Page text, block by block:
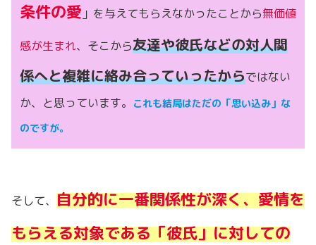
条件の愛 」を与えてもらえなかったことから無価値
感が生まれ、そこから友達や彼氏などの対人関
係へと複雑に絡み合っていったからではない
か、と思っています。
これも結局はただの「思い込み」な
のですが。
そして、 自分的に一番関係性が深く、愛情を
もらえる対象である「彼氏」に対しての